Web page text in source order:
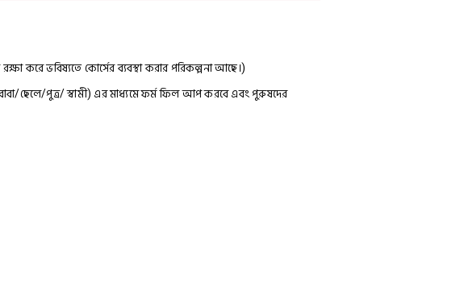
করে ভবিষ্যতে কোর্সের ব্যবস্থা করার পরিকল্পনা আছে।)
ছেলে/পুত্র/ স্বামী) এর মাধ্যমে ফর্ম ফিল আপ করবে এবং পুরুষদের